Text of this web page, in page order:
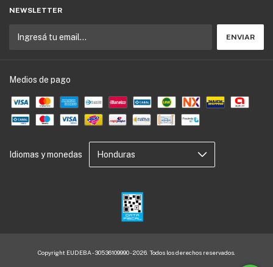
NEWSLETTER
Medios de pago
Idiomas y monedas
Copyright EUDEBA - 30536109990 - 2026. Todos los derechos reservados.